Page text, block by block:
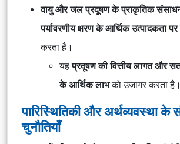
वायु और जल प्रदूषण के प्राकृतिक
पर्यावरणीय क्षरण के आर्थिक उत्पादकता पर
करता है।
यहप्रदूषण की वित्तीय लागत और
के आर्थिक लाभको उजागर करता है।
पारिस्थितिकी और अर्थव्यवस्था के
चुनौतियाँ